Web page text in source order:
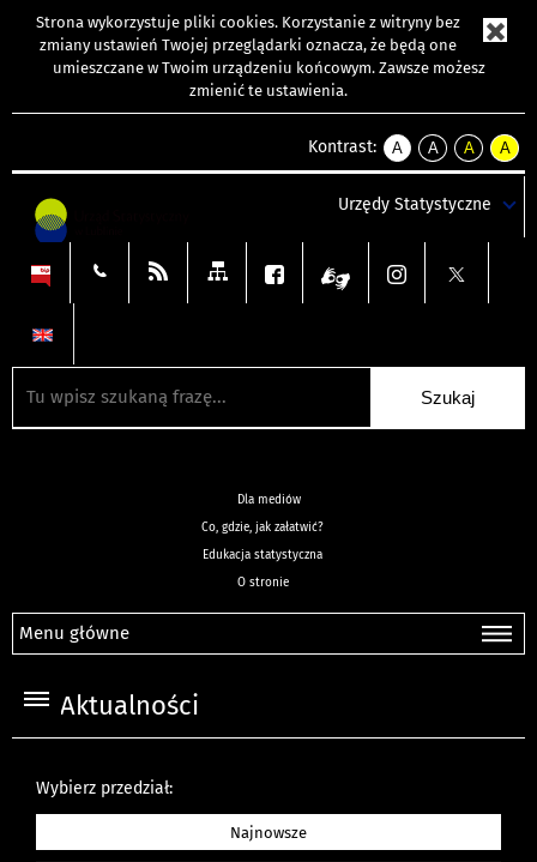
Strona wykorzystuje pliki cookies. Korzystanie z witryny bez
zmiany ustawień Twojej przeglądarki oznacza, że będą one
umieszczane w Twoim urządzeniu końcowym. Zawsze możesz
zmienić te ustawienia.
Kontrast:
A
kontrast
A
kontrast
tekst
czarnym
A
kontrast
tekst
czarnym
A
tekst
żółtym
Urzędy Statystyczne
Dla mediów
Co, gdzie, jak załatwić?
Edukacja statystyczna
O stronie
Menu główne
Aktualności
Wybierz przedział:
Najnowsze